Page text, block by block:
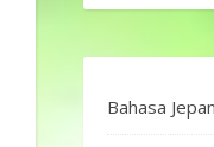
Bahasa